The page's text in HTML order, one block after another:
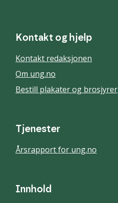
Kontakt og hjelp
Kontakt redaksjonen
Om ung.no
Bestill plakater og brosjyrer
Tjenester
Årsrapport for ung.no
Innhold